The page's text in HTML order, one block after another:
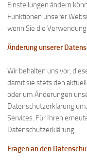
Einstellungen ändern
Funktionen unserer
wenn Sie die
Änderung unserer
Wir behalten uns vor,
damit sie stets den
oder um Änderungen
Datenschutzerklärung
Services. Für Ihren
Datenschutzerklärung.
Fragen an den